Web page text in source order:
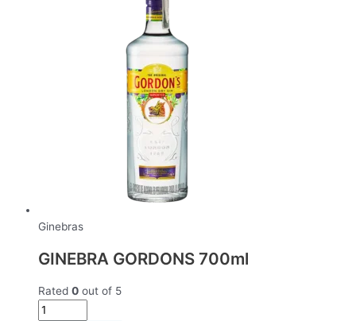
Ginebras
GINEBRA GORDONS 700ml
Rated 0 out of 5